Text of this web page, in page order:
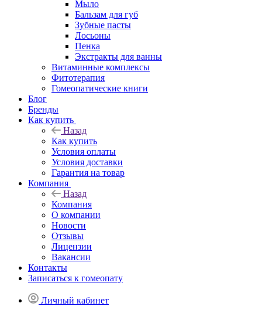
Мыло
Бальзам для губ
Зубные пасты
Лосьоны
Пенка
Экстракты для ванны
Витаминные комплексы
Фитотерапия
Гомеопатические книги
Блог
Бренды
Как купить
Назад
Как купить
Условия оплаты
Условия доставки
Гарантия на товар
Компания
Назад
Компания
О компании
Новости
Отзывы
Лицензии
Вакансии
Контакты
Записаться к гомеопату
Личный кабинет